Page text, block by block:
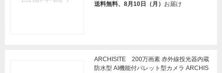
送料無料、8月10日（月） お届け
ARCHISITE 200万画素 赤外線投光器内蔵
防水型 AI機能付バレット型カメラ ARCHIS